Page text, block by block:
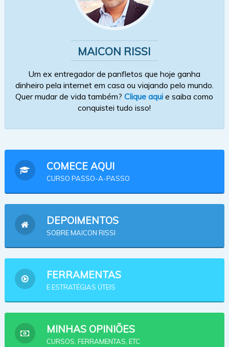
MAICON RISSI
Um ex entregador de panfletos que hoje ganha
dinheiro pela internet em casa ou viajando pelo mundo.
Quer mudar de vida também?Clique aqui e saiba como
conquistei tudo isso!
COMECE AQUI
CURSO PASSO-A-PASSO
DEPOIMENTOS
SOBRE MAICON RISSI
FERRAMENTAS
E ESTRATÉGIAS ÚTEIS
MINHAS OPINIÕES
CURSOS, FERRAMENTAS, ETC